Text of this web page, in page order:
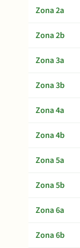
Zona 2a
Zona 2b
Zona 3a
Zona 3b
Zona 4a
Zona 4b
Zona 5a
Zona 5b
Zona 6a
Zona 6b